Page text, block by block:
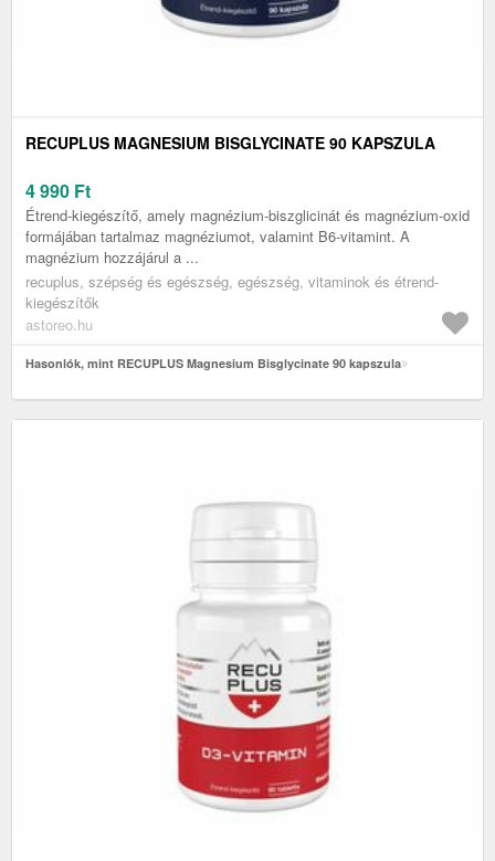
RECUPLUS MAGNESIUM BISGLYCINATE 90 KAPSZULA
4 990 Ft
Étrend-kiegészítő, amely magnézium-biszglicinát és magnézium-oxid
formájában tartalmaz magnéziumot, valamint B6-vitamint. A
magnézium hozzájárul a ...
recuplus, szépség és egészség, egészség, vitaminok és étrend-
kiegészítők
astoreo.hu
Hasonlók, mint RECUPLUS Magnesium Bisglycinate 90 kapszula